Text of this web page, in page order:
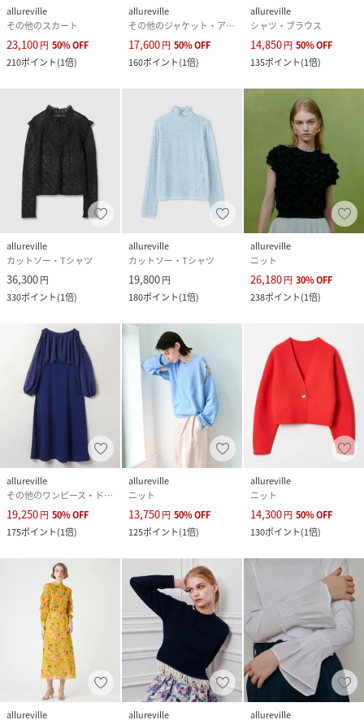
allureville
その他のスカート
23,100円 50%OFF
210ポイント(1倍)
allureville
その他のジャケット・アウター
17,600円 50%OFF
160ポイント(1倍)
allureville
シャツ・ブラウス
14,850円 50%OFF
135ポイント(1倍)
allureville
カットソー・Tシャツ
36,300円
330ポイント(1倍)
allureville
カットソー・Tシャツ
19,800円
180ポイント(1倍)
allureville
ニット
26,180円 30%OFF
238ポイント(1倍)
allureville
その他のワンピース・ドレス
19,250円 50%OFF
175ポイント(1倍)
allureville
ニット
13,750円 50%OFF
125ポイント(1倍)
allureville
ニット
14,300円 50%OFF
130ポイント(1倍)
allureville allureville allureville